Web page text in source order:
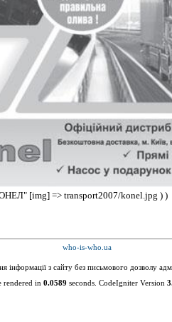
[img] => transport2007/konel.jpg ) )
who-is-who.ua
інформації з сайту без письмового дозволу
rendered in 0.0589 seconds. CodeIgniter Version